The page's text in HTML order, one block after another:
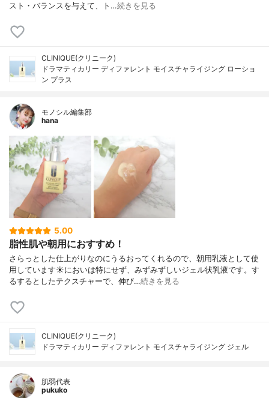
スト・バランスを与えて、ト…続きを見る
CLINIQUE(クリニーク)
ドラマティカリー ディファレント モイスチャライジング ローショ
ン プラス
モノシル編集部
hana
5.00
脂性肌や朝用におすすめ！
さらっとした仕上がりなのにうるおってくれるので、朝用乳液として使
用しています☀においは特にせず、みずみずしいジェル状乳液です。す
るするとしたテクスチャーで、伸び…続きを見る
CLINIQUE(クリニーク)
ドラマティカリー ディファレント モイスチャライジング ジェル
肌弱代表
pukuko